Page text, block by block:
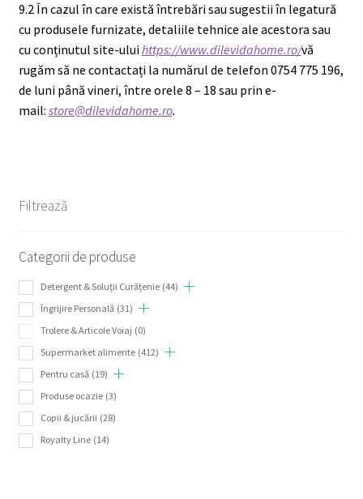
9.2 În cazul în care există întrebări sau sugestii în legatură
cu produsele furnizate, detaliile tehnice ale acestora sau
cu conținutul site-uluihttps://www.dilevidahome.ro/vă
rugăm să ne contactați la numărul de telefon 0754 775 196,
de luni până vineri, între orele 8 – 18 sau prin e-
mail: store@dilevidahome.ro.
Filtrează
Categorii de produse
Detergent & Soluții Curățenie (44)
Îngrijire Personală (31)
Trolere & Articole Voiaj (0)
Supermarket alimente (412)
Pentru casă (19)
Produse ocazie (3)
Copii & jucării (28)
Royalty Line (14)